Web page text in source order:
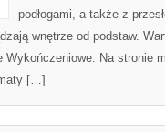
podłogami, a także z
wnętrze od podstaw.
Na stronie
[…]